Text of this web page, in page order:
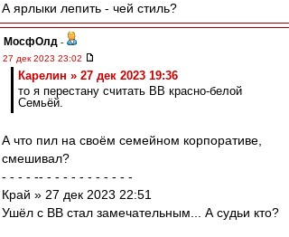
А ярлыки лепить - чей стиль?
МосфОлд -
27 дек 2023 23:02
Карелин » 27 дек 2023 19:36
то я перестану считать ВВ красно-белой
Семьёй.
А что пил на своём семейном корпоративе,
смешивал?
- - - - -- - - - - - - - - - - -
Край » 27 дек 2023 22:51
Ушёл с ВВ стал замечательным... А судьи кто?